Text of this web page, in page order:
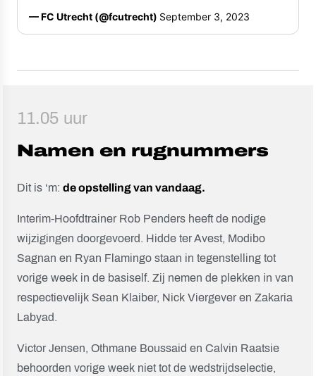
— FC Utrecht (@fcutrecht) September 3, 2023
Namen en rugnummers
11.05 uur
Dit is ‘m: de opstelling van vandaag.
Interim-Hoofdtrainer Rob Penders heeft de nodige
wijzigingen doorgevoerd. Hidde ter Avest, Modibo
Sagnan en Ryan Flamingo staan in tegenstelling tot
vorige week in de basiself. Zij nemen de plekken in van
respectievelijk Sean Klaiber, Nick Viergever en Zakaria
Labyad.
Victor Jensen, Othmane Boussaid en Calvin Raatsie
behoorden vorige week niet tot de wedstrijdselectie,